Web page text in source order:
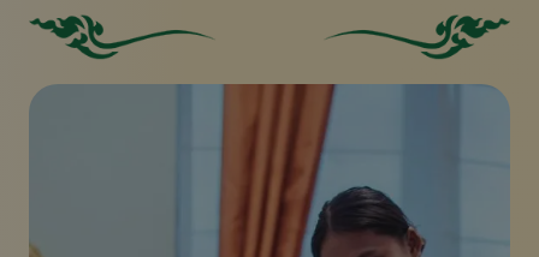
Réservation